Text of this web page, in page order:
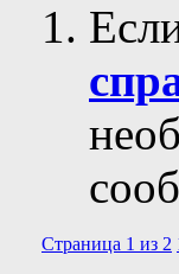
Страница 1 из 2